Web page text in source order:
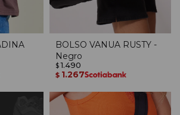
BOLSO VANUA RUSTY -
Negro
$ 1.490
$ 1.267